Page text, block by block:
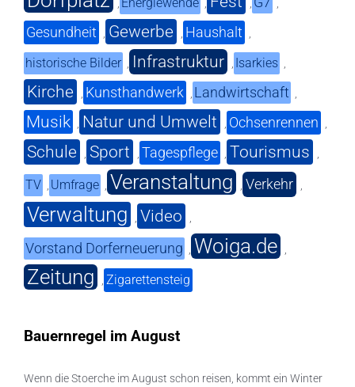
, , , ,
Gesundheit , Gewerbe , Haushalt ,
historische Bilder , Infrastruktur , Isarkies ,
Kirche , Kunsthandwerk , Landwirtschaft ,
Musik , Natur und Umwelt , Ochsenrennen ,
Schule , Sport , Tagespflege , Tourismus ,
TV , Umfrage , Veranstaltung , Verkehr ,
Verwaltung , Video ,
Vorstand Dorferneuerung , Woiga.de ,
Zeitung , Zigarettensteig
Bauernregel im August
Wenn die Stoerche im August schon reisen, kommt ein Winter